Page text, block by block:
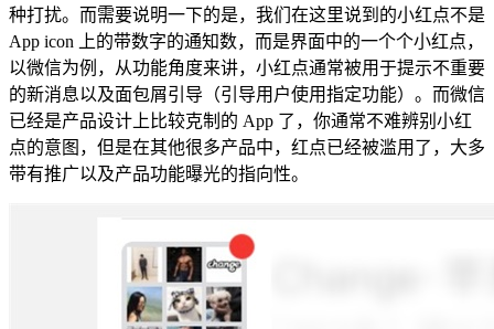
种打扰。而需要说明一下的是，我们在这里说到的小红点不是
App icon 上的带数字的通知数，而是界面中的一个个小红点，
以微信为例，从功能角度来讲，小红点通常被用于提示不重要
的新消息以及面包屑引导（引导用户使用指定功能）。而微信
已经是产品设计上比较克制的 App 了，你通常不难辨别小红
点的意图，但是在其他很多产品中，红点已经被滥用了，大多
带有推广以及产品功能曝光的指向性。